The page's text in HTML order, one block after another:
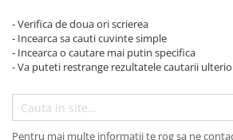
Asevi Pardoseli
Produse Pentru Baie
Produse Pentru Bucatarie
Detergenti Curatenie Casa
Detergent Pardoseli
- Verifica de doua ori scrierea
- Incearca sa cauti cuvinte simple
- Incearca o cautare mai putin specifica
- Va puteti restrange rezultatele cautarii
Pentru mai multe informatii te rog sa ne